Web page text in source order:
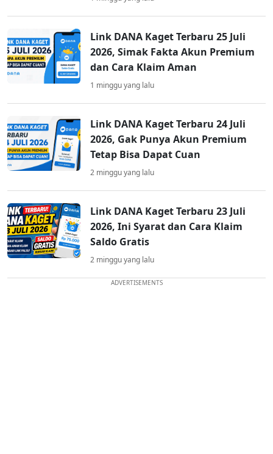
Link DANA Kaget Terbaru 25 Juli
2026, Simak Fakta Akun Premium
dan Cara Klaim Aman
1 minggu yang lalu
Link DANA Kaget Terbaru 24 Juli
2026, Gak Punya Akun Premium
Tetap Bisa Dapat Cuan
2 minggu yang lalu
Link DANA Kaget Terbaru 23 Juli
2026, Ini Syarat dan Cara Klaim
Saldo Gratis
2 minggu yang lalu
ADVERTISEMENTS